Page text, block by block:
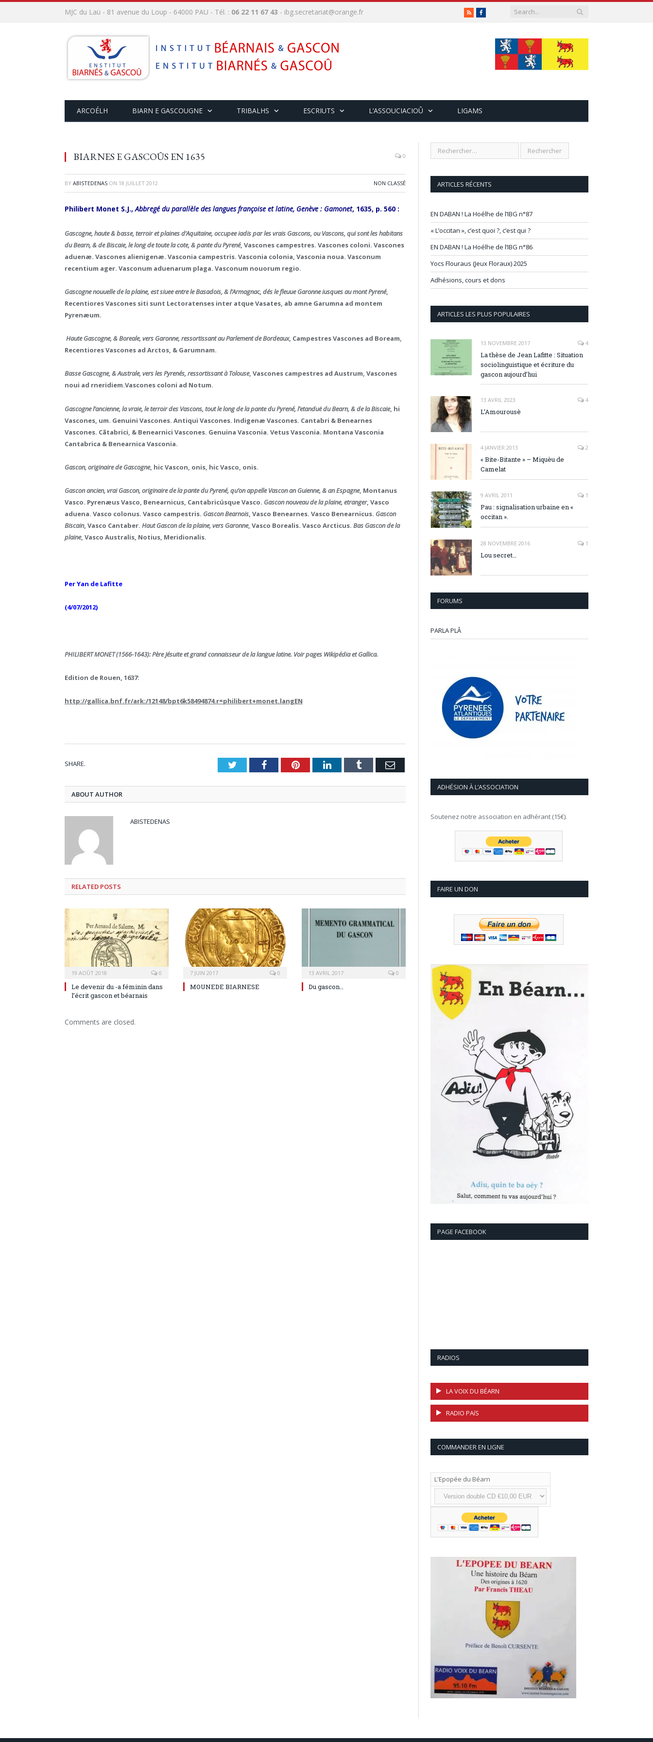
MJC du Laü - 81 avenue du Loup - 64000 PAU - Tél. : 06 22 11 67 43 - ibg.secretariat@orange.fr RSSFacebook
ARCOÉLH BIARN E GASCOUGNE TRIBALHS ESCRIUTS L’ASSOUCIACIOÛ LIGAMS
BIARNES E GASCOÛS EN 1635 0
BY ABISTEDENAS ON 18 JUILLET 2012 NON CLASSÉ
Philibert Monet S.J.,Abbregé du parallèle des langues françoise et latine, Genève : Gamonet, 1635, p. 560 :
Gascogne, haute & basse, terroir et plaines d’Aquitaine, occupee iadis par les vrais Gascons, ou Vascons, qui sont les habitans
du Bearn, & de Biscaie, le long de toute la cote, & pante du Pyrené, Vascones campestres. Vascones coloni. Vascones
aduenæ. Vascones alienigenæ. Vasconia campestris. Vasconia colonia, Vasconia noua. Vasconum
recentium ager. Vasconum aduenarum plaga. Vasconum nouorum regio.
Gascogne nouuelle de la plaine, est siuee entre le Basadois, & l’Armagnac, dés le fleuue Garonne iusques au mont Pyrené,
Recentiores Vascones siti sunt Lectoratenses inter atque Vasates, ab amne Garumna ad montem
Pyrenæum.
Haute Gascogne, & Boreale, vers Garonne, ressortissant au Parlement de Bordeaux, Campestres Vascones ad Boream,
Recentiores Vascones ad Arctos, & Garumnam.
Basse Gascogne, & Australe, vers les Pyrenés, ressortissant à Tolouse, Vascones campestres ad Austrum, Vascones
noui ad rneridiem.Vascones coloni ad Notum.
Gascogne l’ancienne, la vraie, le terroir des Vascons, tout le long de la pante du Pyrené, l’etanduë du Bearn, & de la Biscaie, hi
Vascones, um. Genuini Vascones. Antiqui Vascones. Indigenæ Vascones. Cantabri & Benearnes
Vascones. Cãtabrici, & Benearnici Vascones. Genuina Vasconia. Vetus Vasconia. Montana Vasconia
Cantabrica & Benearnica Vasconia.
Gascon, originaire de Gascogne, hic Vascon, onis, hic Vasco, onis.
Gascon ancien, vrai Gascon, originaire de la pante du Pyrené, qu’on appelle Vascon an Guienne, & an Espagne, Montanus
Vasco. Pyrenæus Vasco, Benearnicus, Cantabricúsque Vasco. Gascon nouveau de la plaine, etranger, Vasco
aduena. Vasco colonus. Vasco campestris. Gascon Bearnois, Vasco Benearnes. Vasco Benearnicus. Gascon
Biscain, Vasco Cantaber. Haut Gascon de la plaine, vers Garonne, Vasco Borealis. Vasco Arcticus. Bas Gascon de la
plaine, Vasco Australis, Notius, Meridionalis.
Per Yan de Lafitte
(4/07/2012)
PHILIBERT MONET (1566-1643): Père Jésuite et grand connaisseur de la langue latine. Voir pages Wikipédia et Gallica.
Edition de Rouen, 1637:
http://gallica.bnf.fr/ark:/12148/bpt6k58494874.r=philibert+monet.langEN
SHARE. TwitterFacebookPinterestLinkedInTumblr Email
ABOUT AUTHOR
ABISTEDENAS
RELATED POSTS
19 AOÛT 2018 0
Le devenir du -a féminin dans
l’écrit gascon et béarnais
7 JUIN 2017 0
MOUNEDE BIARNESE
13 AVRIL 2017 0
Du gascon…
Comments are closed.
ARTICLES RÉCENTS
EN DABAN ! La Hoélhe de l’IBG n°87
« L’occitan », c’est quoi ?, c’est qui ?
EN DABAN ! La Hoélhe de l’IBG n°86
Yocs Flouraus (Jeux Floraux) 2025
Adhésions, cours et dons
ARTICLES LES PLUS POPULAIRES
13 NOVEMBRE 2017 4
La thèse de Jean Lafitte : Situation
sociolinguistique et écriture du
gascon aujourd’hui
13 AVRIL 2023 4
L’Amourousè
4 JANVIER 2013 2
« Bite-Bitante » – Miquèu de
Camelat
9 AVRIL 2011 1
Pau : signalisation urbaine en «
occitan ».
28 NOVEMBRE 2016 1
Lou secret…
FORUMS
PARLA PLÂ
ADHÉSION À L’ASSOCIATION
Soutenez notre association en adhérant (15€).
FAIRE UN DON
PAGE FACEBOOK
RADIOS
LA VOIX DU BÉARN
RADIO PAíS
COMMANDER EN LIGNE
L'Epopée du Béarn